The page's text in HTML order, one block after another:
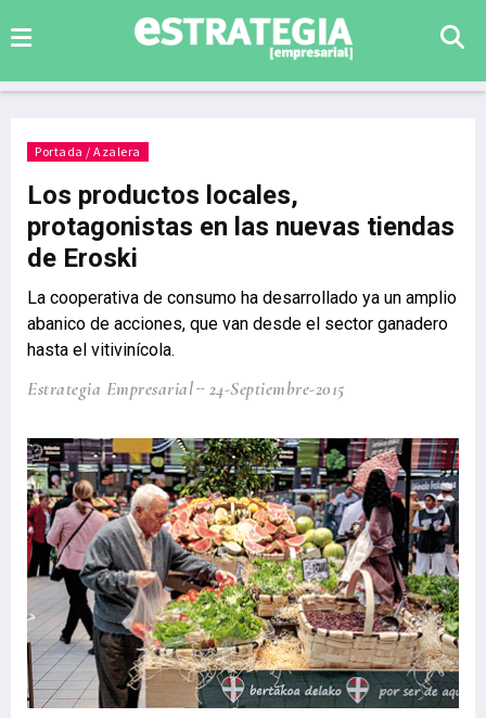
Portada / Azalera
Los productos locales,
protagonistas en las nuevas tiendas
de Eroski
La cooperativa de consumo ha desarrollado ya un amplio
abanico de acciones, que van desde el sector ganadero
hasta el vitivinícola.
Estrategia Empresarial 24-Septiembre-2015